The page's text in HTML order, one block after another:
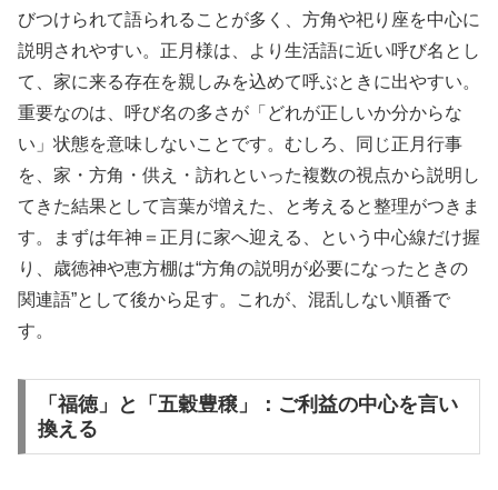
びつけられて語られることが多く、方角や祀り座を中心に
説明されやすい。正月様は、より生活語に近い呼び名とし
て、家に来る存在を親しみを込めて呼ぶときに出やすい。
重要なのは、呼び名の多さが「どれが正しいか分からな
い」状態を意味しないことです。むしろ、同じ正月行事
を、家・方角・供え・訪れといった複数の視点から説明し
てきた結果として言葉が増えた、と考えると整理がつきま
す。まずは年神＝正月に家へ迎える、という中心線だけ握
り、歳徳神や恵方棚は“方角の説明が必要になったときの
関連語”として後から足す。これが、混乱しない順番で
す。
「福徳」と「五穀豊穣」：ご利益の中心を言い
換える